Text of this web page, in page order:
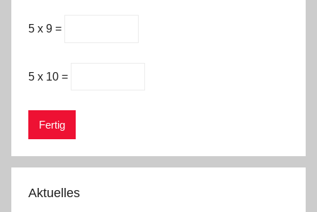
5 x 9 =
5 x 10 =
Aktuelles